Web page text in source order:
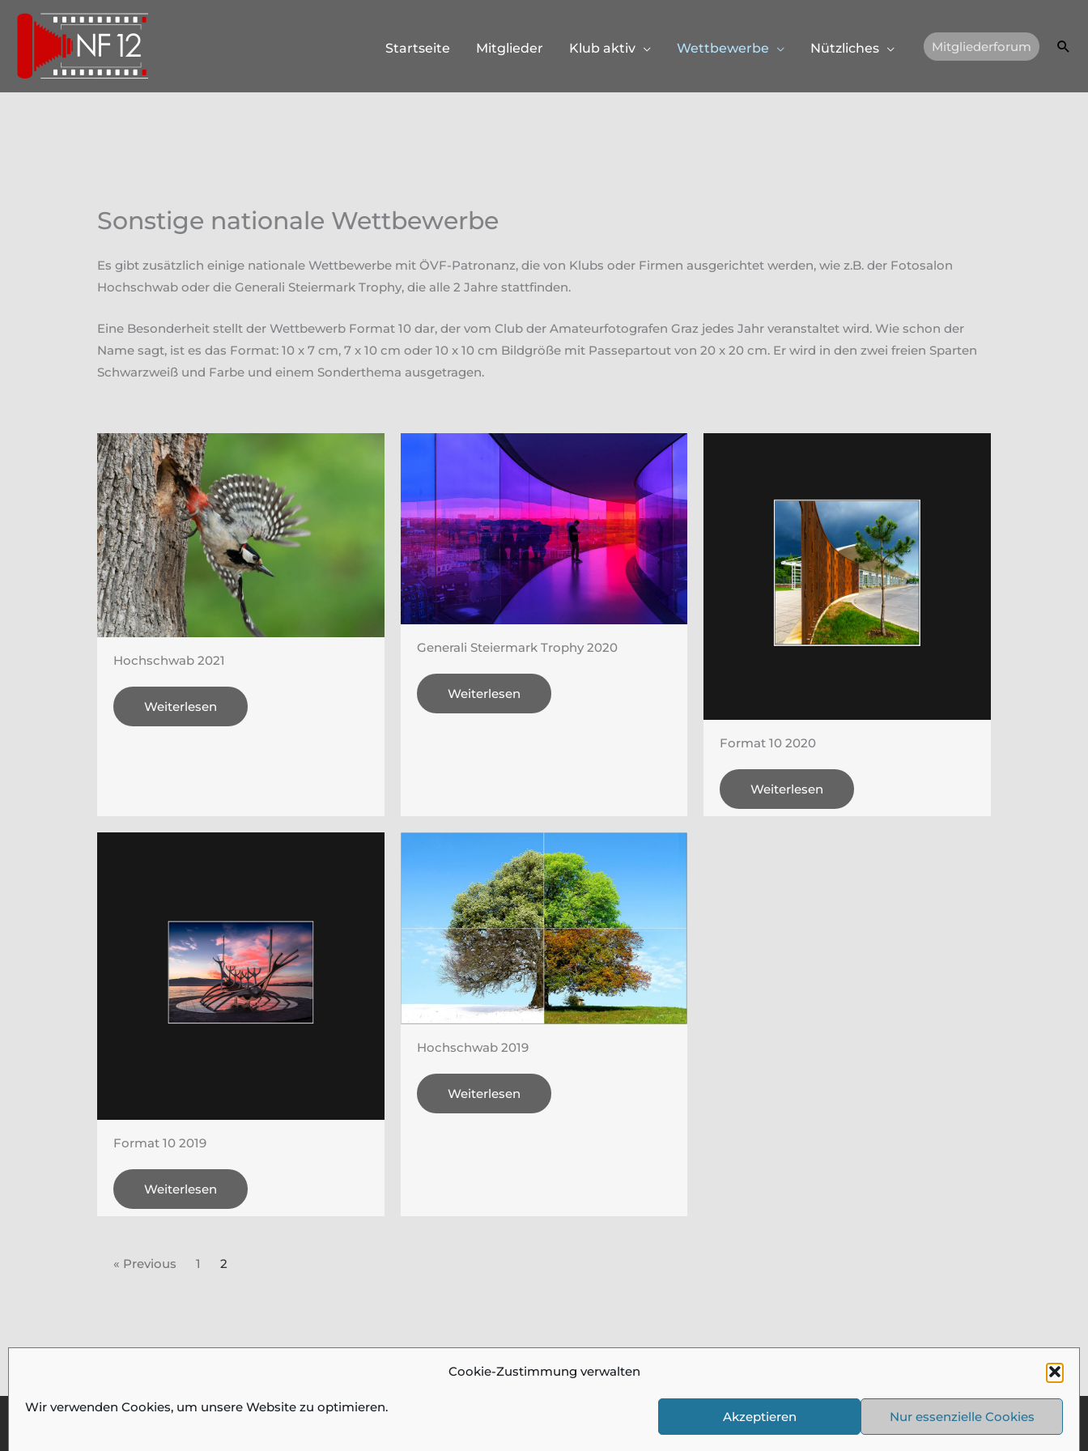
Cookie-Zustimmung verwalten
Wir verwenden Cookies, um unsere Website zu optimieren.
Akzeptieren Nur essenzielle Cookies
Zum
springen
Startseite Mitglieder Klub aktiv Wettbewerbe Nützliches Mitgliederforum
Sonstige nationale Wettbewerbe
Es gibt zusätzlich einige nationale Wettbewerbe mit ÖVF-Patronanz, die von Klubs oder Firmen ausgerichtet werden, wie z.B. der Fotosalon
Hochschwab oder die Generali Steiermark Trophy, die alle 2 Jahre stattfinden.
Eine Besonderheit stellt der Wettbewerb Format 10 dar, der vom Club der Amateurfotografen Graz jedes Jahr veranstaltet wird. Wie schon der
Name sagt, ist es das Format: 10 x 7 cm, 7 x 10 cm oder 10 x 10 cm Bildgröße mit Passepartout von 20 x 20 cm. Er wird in den zwei freien Sparten
Schwarzweiß und Farbe und einem Sonderthema ausgetragen.
Hochschwab 2021
Weiterlesen
Generali Steiermark Trophy 2020
Weiterlesen
Format 10 2020
Weiterlesen
Format 10 2019
Weiterlesen
Hochschwab 2019
Weiterlesen
« Previous 1 2
| Alle Bilder und Beiträge auf diesen Seiten sind urheberrechtlich geschützt und dürfen ohne Einwilligung nicht